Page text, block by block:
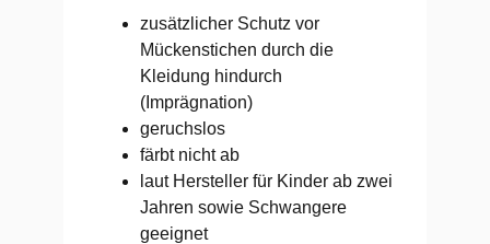
zusätzlicher Schutz vor
Mückenstichen durch die
Kleidung hindurch
(Imprägnation)
geruchslos
färbt nicht ab
laut Hersteller für Kinder ab zwei
Jahren sowie Schwangere
geeignet